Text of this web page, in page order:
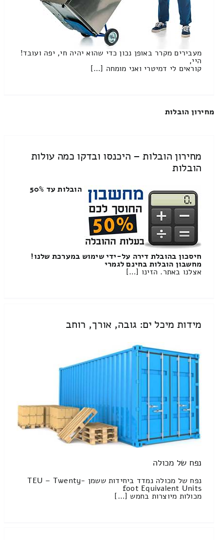
מעבירים מקרר באופן נכון כדי שהוא יהיה חי, יפה ועובד!
היי,
קוראים לי דמיטרי ואני מומחה […]
מחירון הובלות
מחירון הובלות – היכנסו ובדקו כמה עולות
הובלות
הובלות עד 50%
חיסכון בהובלת דירה על-ידי שימוש במערכת שלנו!
מחשבון הובלות בחינם לגמרי
אצלנו באתר. הזינו […]
מידות מיכל ים: גובה, אורך, רוחב
נפח של מכולה
נפח של מכולה נמדד ביחידות ששמן TEU – Twenty-
foot Equivalent Units
מכולות מיוצרות בחמש […]